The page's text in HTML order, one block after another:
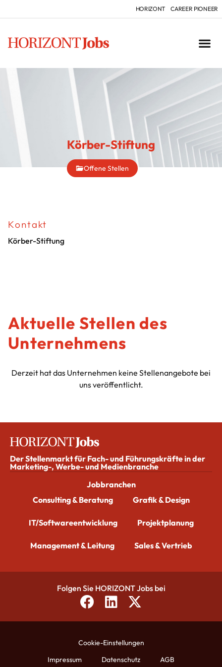
HORIZONT CAREER PIONEER
Körber-Stiftung
Offene Stellen
Kontakt
Körber-Stiftung
Aktuelle Stellen des
Unternehmens
Derzeit hat das Unternehmen keine Stellenangebote bei
uns veröffentlicht.
Der Stellenmarkt für Fach- und Führungskräfte in der
Marketing-, Werbe- und Medienbranche
Jobbranchen
Consulting & Beratung
Grafik & Design
IT/Softwareentwicklung Projektplanung
Management & Leitung Sales & Vertrieb
Folgen Sie HORIZONT Jobs bei
Cookie-Einstellungen
Impressum
Datenschutz AGB